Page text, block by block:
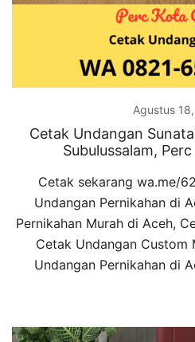
Agustus
Cetak Undangan
Subulussalam,
Cetak sekarang wa.me/
Undangan Pernikahan di
Pernikahan Murah di Aceh,
Cetak Undangan Custom
Undangan Pernikahan di